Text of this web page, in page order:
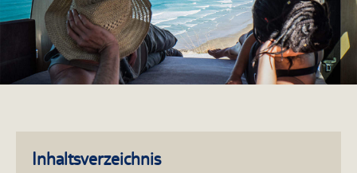
Inhaltsverzeichnis